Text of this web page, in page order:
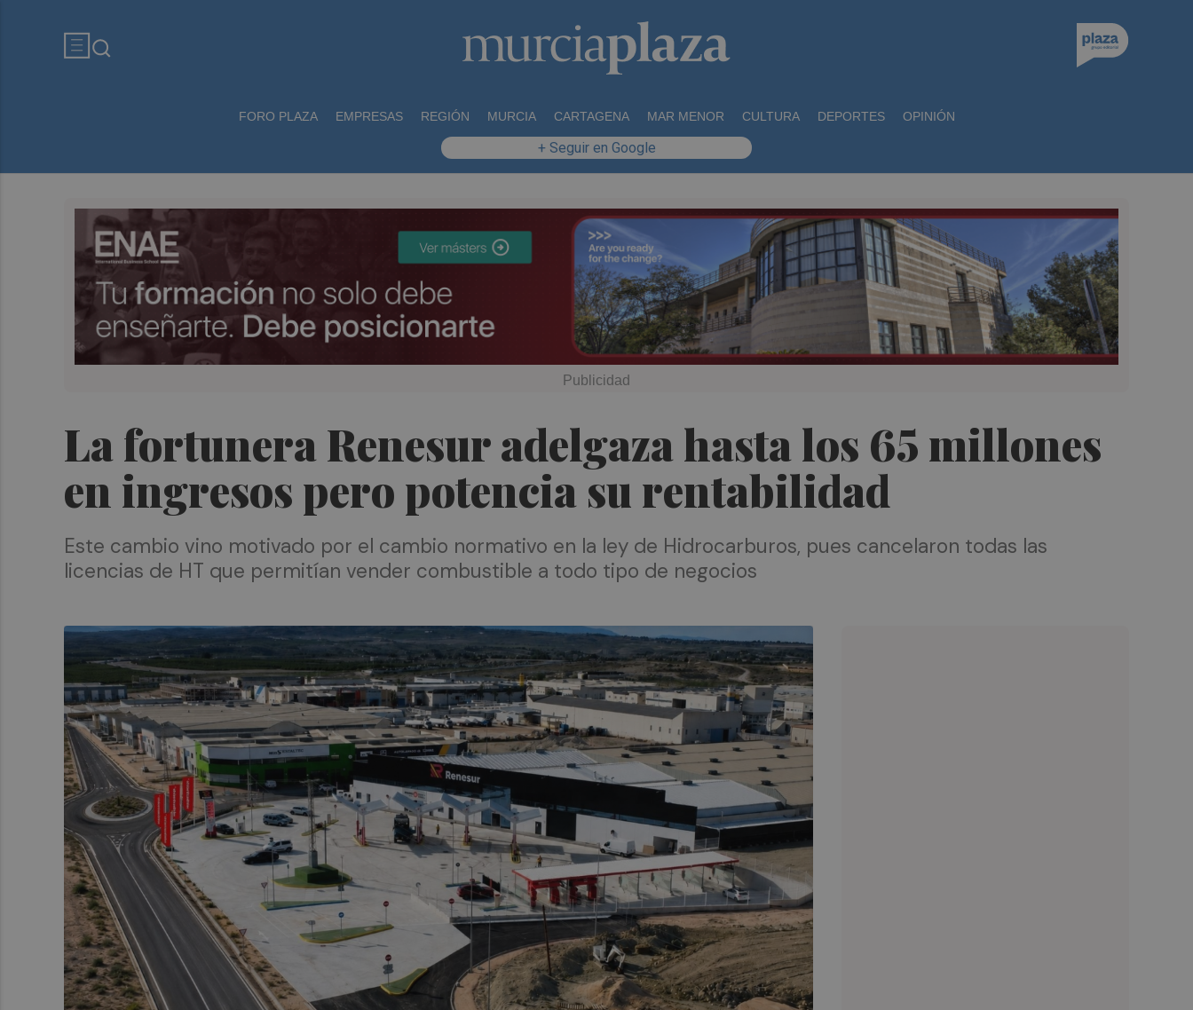
FORO PLAZA EMPRESAS REGIÓN MURCIA CARTAGENA MAR MENOR CULTURA DEPORTES OPINIÓN
+ Seguir en Google
La fortunera Renesur adelgaza hasta los 65 millones
en ingresos pero potencia su rentabilidad
Este cambio vino motivado por el cambio normativo en la ley de Hidrocarburos, pues cancelaron todas las
licencias de HT que permitían vender combustible a todo tipo de negocios